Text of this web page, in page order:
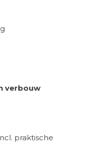
verbouw
praktische